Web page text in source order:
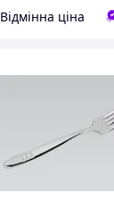
Відмінна ціна